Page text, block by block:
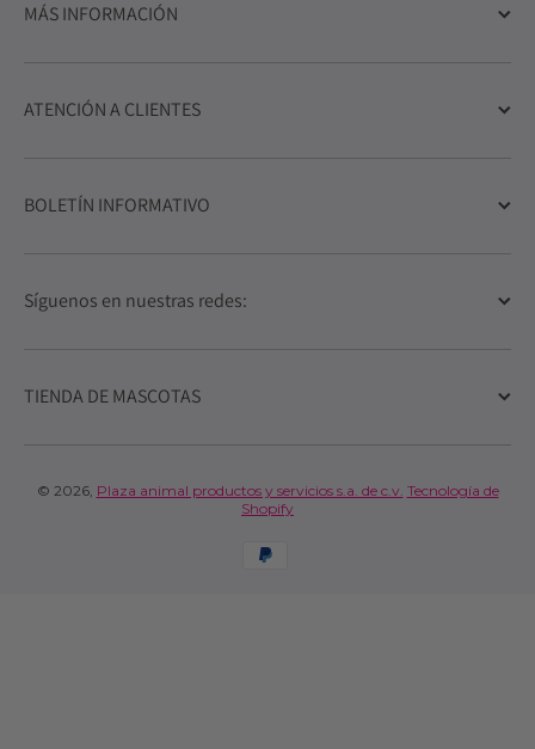
MÁS INFORMACIÓN
ATENCIÓN A CLIENTES
BOLETÍN INFORMATIVO
Síguenos en nuestras redes:
TIENDA DE MASCOTAS
© 2026, Plaza animal productos y servicios s.a. de c.v. Tecnología de
Shopify